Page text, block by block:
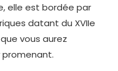
elle est bordée par
datant du XVIIe
vous aurez
promenant.